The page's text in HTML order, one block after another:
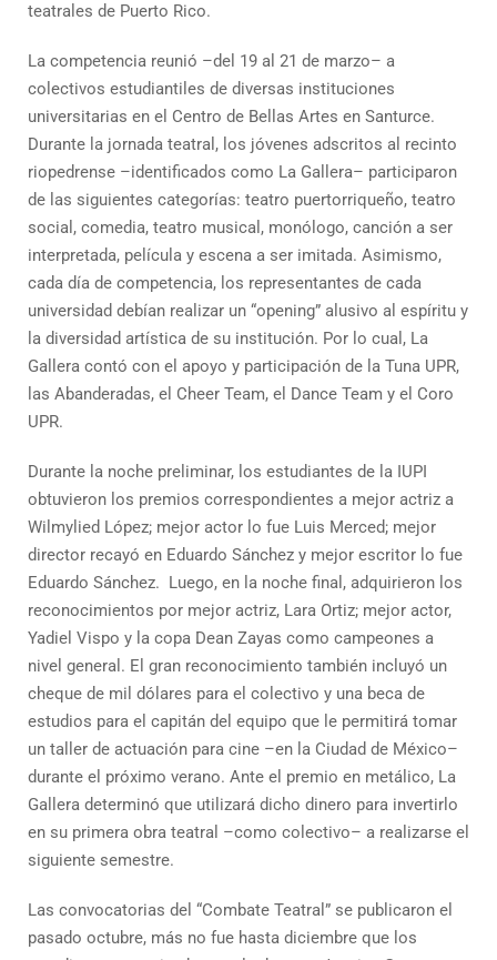
teatrales de Puerto Rico.
La competencia reunió –del 19 al 21 de marzo– a
colectivos estudiantiles de diversas instituciones
universitarias en el Centro de Bellas Artes en Santurce.
Durante la jornada teatral, los jóvenes adscritos al recinto
riopedrense –identificados como La Gallera– participaron
de las siguientes categorías: teatro puertorriqueño, teatro
social, comedia, teatro musical, monólogo, canción a ser
interpretada, película y escena a ser imitada. Asimismo,
cada día de competencia, los representantes de cada
universidad debían realizar un “opening” alusivo al espíritu y
la diversidad artística de su institución. Por lo cual, La
Gallera contó con el apoyo y participación de la Tuna UPR,
las Abanderadas, el Cheer Team, el Dance Team y el Coro
UPR.
Durante la noche preliminar, los estudiantes de la IUPI
obtuvieron los premios correspondientes a mejor actriz a
Wilmylied López; mejor actor lo fue Luis Merced; mejor
director recayó en Eduardo Sánchez y mejor escritor lo fue
Eduardo Sánchez. Luego, en la noche final, adquirieron los
reconocimientos por mejor actriz, Lara Ortiz; mejor actor,
Yadiel Vispo y la copa Dean Zayas como campeones a
nivel general. El gran reconocimiento también incluyó un
cheque de mil dólares para el colectivo y una beca de
estudios para el capitán del equipo que le permitirá tomar
un taller de actuación para cine –en la Ciudad de México–
durante el próximo verano. Ante el premio en metálico, La
Gallera determinó que utilizará dicho dinero para invertirlo
en su primera obra teatral –como colectivo– a realizarse el
siguiente semestre.
Las convocatorias del “Combate Teatral” se publicaron el
pasado octubre, más no fue hasta diciembre que los